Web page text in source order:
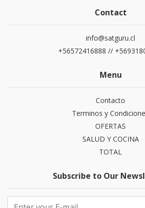
Contact
info@satguru.cl
+56572416888 //
Menu
Contacto
Terminos y
OFERTAS
SALUD Y COCINA
TOTAL
Subscribe to Our